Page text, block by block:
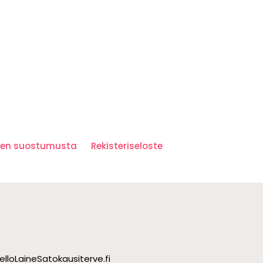
suostumusta Rekisteriseloste
LaineSatokausiterve.fi